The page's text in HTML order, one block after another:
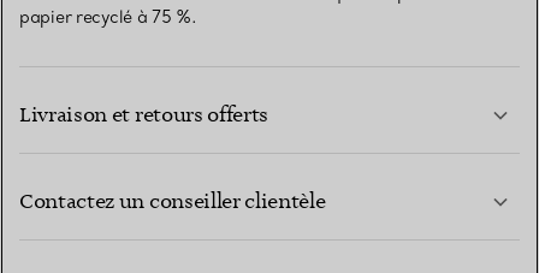
papier recyclé à 75 %.
Livraison et retours offerts
Contactez un conseiller clientèle